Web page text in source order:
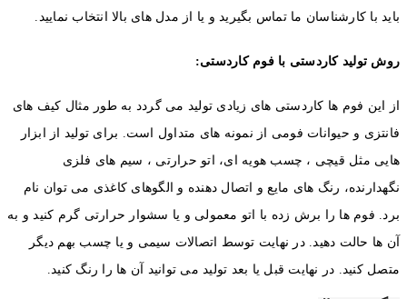
باید با کارشناسان ما تماس بگیرید و یا از مدل های بالا انتخاب نمایید.
روش تولید کاردستی با فوم کاردستی:
از این فوم ها کاردستی های زیادی تولید می گردد به طور مثال کیف های
فانتزی و حیوانات فومی از نمونه های متداول است. برای تولید از ابزار
هایی مثل قیچی ، چسب هویه ای، اتو حرارتی ، سیم های فلزی
نگهدارنده، رنگ های مایع و اتصال دهنده و الگوهای کاغذی می توان نام
برد. فوم ها را برش زده با اتو معمولی و یا سشوار حرارتی گرم کنید و به
آن ها حالت دهید. در نهایت توسط اتصالات سیمی و یا چسب بهم دیگر
متصل کنید. در نهایت قبل یا بعد تولید می توانید آن ها را رنگ کنید.